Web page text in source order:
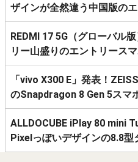
ザインが全然違う中国版の
REDMI 17 5G（グローバル
リー山盛りのエントリース
「vivo X300 E」発表！
のSnapdragon 8 Gen 5スマ
ALLDOCUBE iPlay 80 mini
Pixelっぽいデザインの8.8型